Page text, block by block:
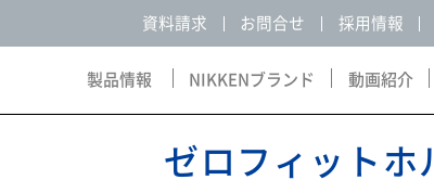
資料請求 お問合せ 採用情報
製品情報
NIKKENブランド
動画紹介
ゼロフィットホ